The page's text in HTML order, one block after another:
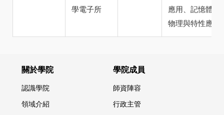
學電子所
應用、記憶體資
物理與特性應用
關於學院
認識學院
領域介紹
學院成員
師資陣容
行政主管